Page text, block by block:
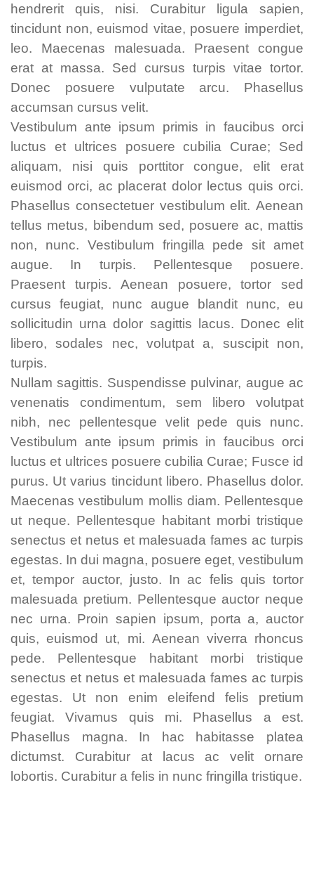
hendrerit quis, nisi. Curabitur ligula sapien,
tincidunt non, euismod vitae, posuere imperdiet,
leo. Maecenas malesuada. Praesent congue
erat at massa. Sed cursus turpis vitae tortor.
Donec posuere vulputate arcu. Phasellus
accumsan cursus velit.
Vestibulum ante ipsum primis in faucibus orci
luctus et ultrices posuere cubilia Curae; Sed
aliquam, nisi quis porttitor congue, elit erat
euismod orci, ac placerat dolor lectus quis orci.
Phasellus consectetuer vestibulum elit. Aenean
tellus metus, bibendum sed, posuere ac, mattis
non, nunc. Vestibulum fringilla pede sit amet
augue. In turpis. Pellentesque posuere.
Praesent turpis. Aenean posuere, tortor sed
cursus feugiat, nunc augue blandit nunc, eu
sollicitudin urna dolor sagittis lacus. Donec elit
libero, sodales nec, volutpat a, suscipit non,
turpis.
Nullam sagittis. Suspendisse pulvinar, augue ac
venenatis condimentum, sem libero volutpat
nibh, nec pellentesque velit pede quis nunc.
Vestibulum ante ipsum primis in faucibus orci
luctus et ultrices posuere cubilia Curae; Fusce id
purus. Ut varius tincidunt libero. Phasellus dolor.
Maecenas vestibulum mollis diam. Pellentesque
ut neque. Pellentesque habitant morbi tristique
senectus et netus et malesuada fames ac turpis
egestas. In dui magna, posuere eget, vestibulum
et, tempor auctor, justo. In ac felis quis tortor
malesuada pretium. Pellentesque auctor neque
nec urna. Proin sapien ipsum, porta a, auctor
quis, euismod ut, mi. Aenean viverra rhoncus
pede. Pellentesque habitant morbi tristique
senectus et netus et malesuada fames ac turpis
egestas. Ut non enim eleifend felis pretium
feugiat. Vivamus quis mi. Phasellus a est.
Phasellus magna. In hac habitasse platea
dictumst. Curabitur at lacus ac velit ornare
lobortis. Curabitur a felis in nunc fringilla tristique.